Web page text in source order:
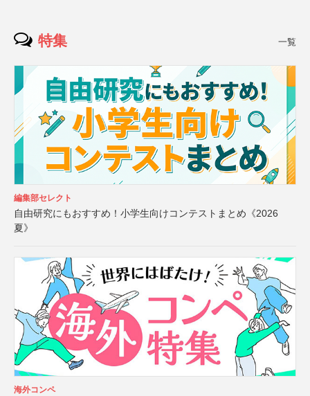
特集 一覧
編集部セレクト
自由研究にもおすすめ！小学生向けコンテストまとめ《2026
夏》
海外コンペ